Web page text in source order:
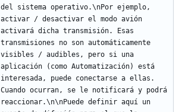
del sistema operativo.\nPor ejemplo,
activar / desactivar el modo avión
activará dicha transmisión. Esas
transmisiones no son automáticamente
visibles / audibles, pero si una
aplicación (como Automatización) está
interesada, puede conectarse a ellas.
Cuando ocurran, se le notificará y podrá
reaccionar.\n\nPuede definir aquí un